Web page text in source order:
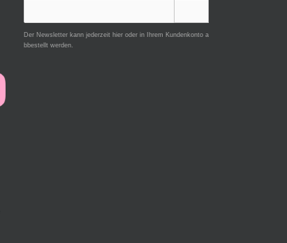
Der Newsletter kann jederzeit hier oder in Ihrem Kundenkonto a
bbestellt werden.